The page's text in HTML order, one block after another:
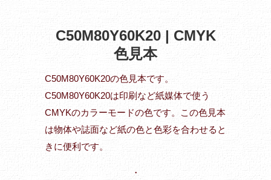
C50M80Y60K20 | CMYK
色見本
C50M80Y60K20の色見本です。
C50M80Y60K20は印刷など紙媒体で使う
CMYKのカラーモードの色です。この色見本
は物体や誌面など紙の色と色彩を合わせると
きに便利です。
・